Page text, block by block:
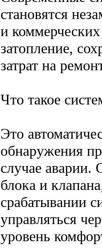
становятся
и
затопление,
затрат на
Что такое
Это
обнаружения
случае аварии.
блока и
срабатывании
управляться
уровень